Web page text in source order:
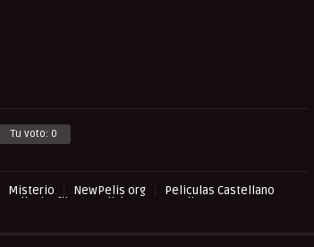
Tu voto: 0
Misterio NewPelis org
Peliculas Castellano
Peliculasflix Pelishouse
Pelismart